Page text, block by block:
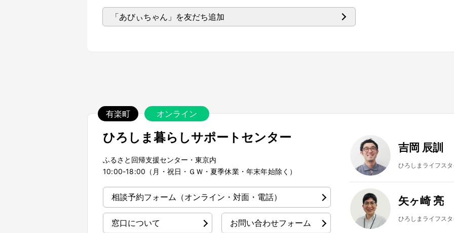
「あびぃちゃん」を友だち追加
有楽町 オンライン
ひろしま暮らしサポートセンター
ふるさと回帰支援センター・東京内
10:00-18:00（月・祝日・ＧＷ・夏季休業・年末年始除く）
相談予約フォーム （オンライン・対面・電話）
窓口について お問い合わせフォーム
吉岡 辰訓
ひろしまライフス
矢ヶ崎 亮
ひろしまライフス